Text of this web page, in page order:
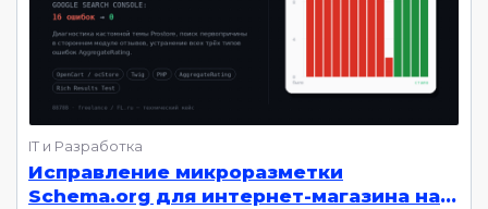
IT и Разработка
Исправление микроразметки
Schema.org для интернет-магазина на